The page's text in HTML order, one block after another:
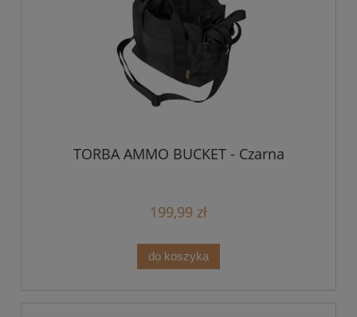
TORBA AMMO BUCKET - Czarna
199,99 zł
do koszyka